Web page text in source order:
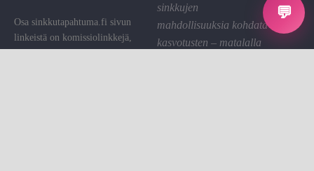
💬
Osa sinkkutapahtuma.fi sivun
linkeistä on komissiolinkkejä,
joiden kautta St saa pienen
sinkkujen
mahdollisuuksia kohdata
kasvotusten – matalalla